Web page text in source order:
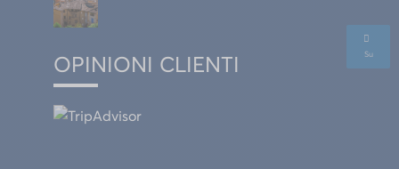
OPINIONI CLIENTI Su